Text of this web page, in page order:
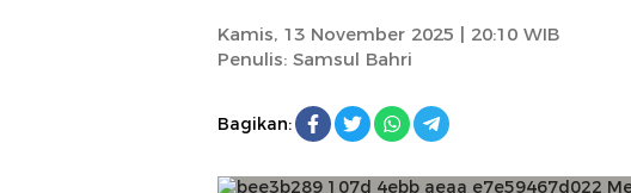
Penulis: Samsul Bahri
Kamis, 13 November 2025 | 20:10 WIB
Bagikan: